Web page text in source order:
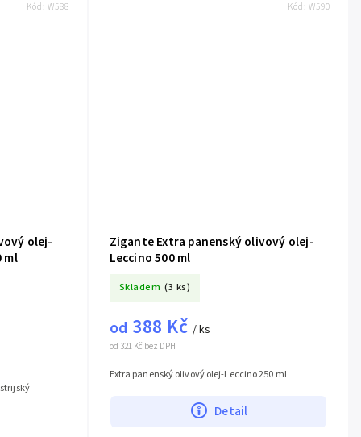
olej-
ml
Kód: W588
Zigante Extra panenský olivový olej-
Leccino 500 ml
Skladem (3 ks)
od 321 Kč bez DPH
od 388 Kč / ks
Detail
Extra panenský olivový olej-Leccino 250 ml
Kód: W590